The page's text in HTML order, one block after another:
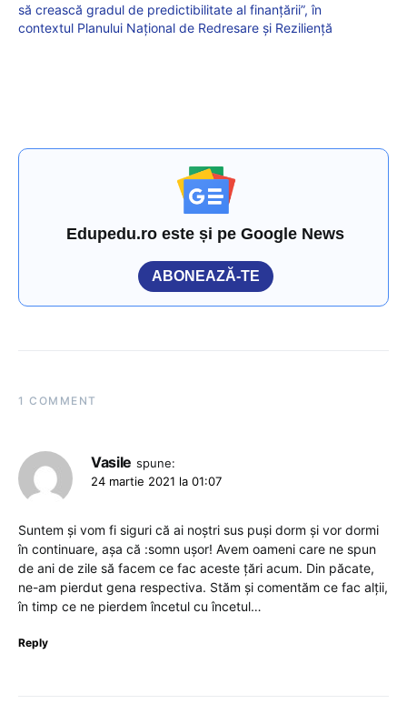
să crească gradul de predictibilitate al finanțării”, în
contextul Planului Național de Redresare și Reziliență
Edupedu.ro este și pe Google News
ABONEAZĂ-TE
1 COMMENT
Vasile spune:
24 martie 2021 la 01:07
Suntem și vom fi siguri că ai noștri sus puși dorm și vor dormi
în continuare, așa că :somn ușor! Avem oameni care ne spun
de ani de zile să facem ce fac aceste țări acum. Din păcate,
ne-am pierdut gena respectiva. Stăm și comentăm ce fac alții,
în timp ce ne pierdem încetul cu încetul…
Reply